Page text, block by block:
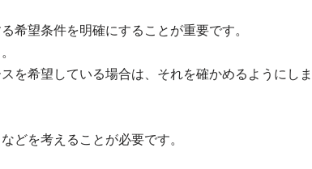
希望条件を明確にすることが重要です。
を希望している場合は、それを確かめるようにしま
どを考えることが必要です。